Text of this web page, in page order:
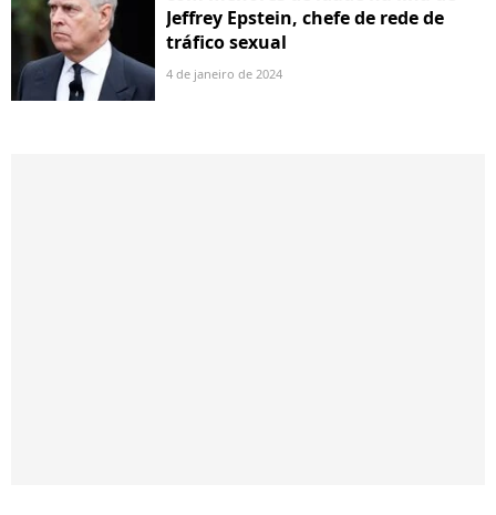
Jeffrey Epstein, chefe de rede de
tráfico sexual
4 de janeiro de 2024